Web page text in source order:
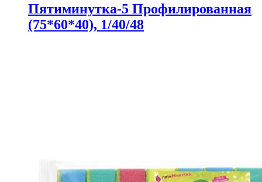
Пятиминутка-5 Профилированная
(75*60*40), 1/40/48